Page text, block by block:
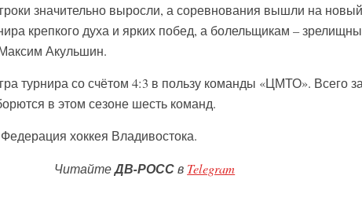
значительно выросли, а соревнования вышли на
крепкого духа и ярких побед, а болельщикам –
Акульшин.
турнира со счётом 4:3 в пользу команды «ЦМТО». Всего
в этом сезоне шесть команд.
хоккея Владивостока.
ЧитайтеДВ-РОССв Telegram